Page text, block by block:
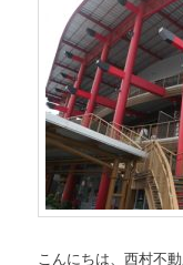
こんにちは、西村不